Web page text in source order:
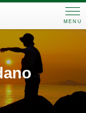
MENU